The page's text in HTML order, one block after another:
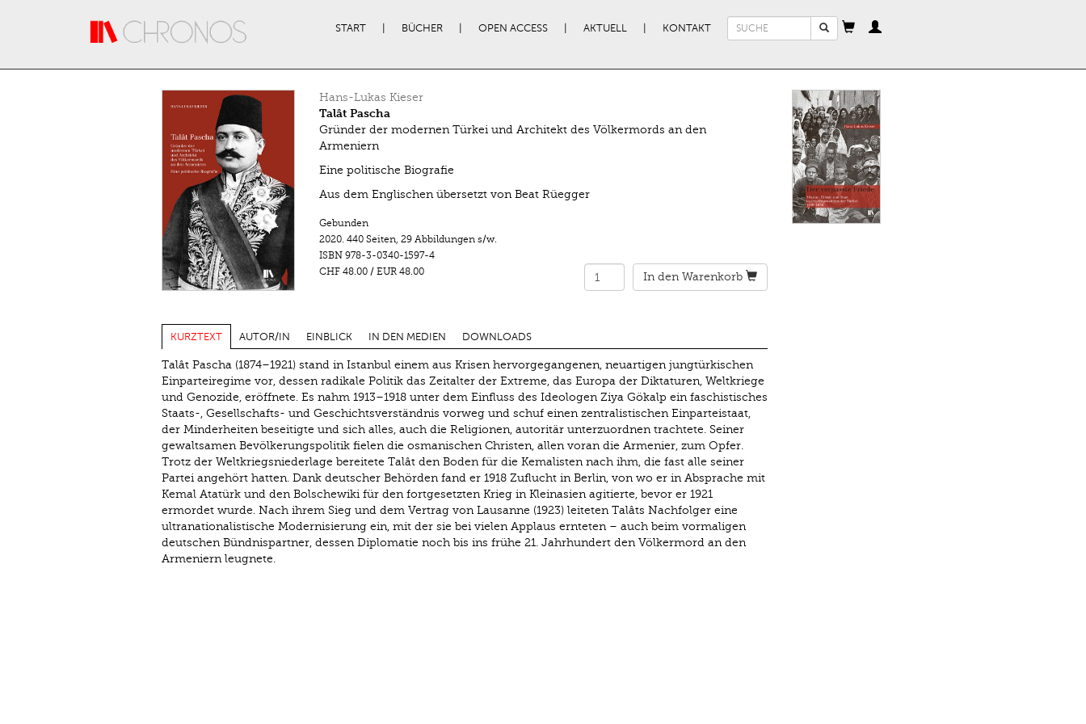
START BÜCHER OPEN ACCESS AKTUELL KONTAKT
Suchformular
Hans-Lukas Kieser
Talât Pascha
Gründer der modernen Türkei und Architekt des Völkermords an den
Armeniern
Eine politische Biografie
Aus dem Englischen übersetzt von Beat Rüegger
Gebunden
2020. 440 Seiten, 29 Abbildungen s/w.
ISBN 978-3-0340-1597-4
CHF 48.00/ EUR 48.00 In den Warenkorb
KURZTEXT AUTOR/IN EINBLICK IN DEN MEDIEN DOWNLOADS
Talât Pascha (1874–1921) stand in Istanbul einem aus Krisen her­vorge­gangenen, neuartigen jungtürkischen
Einparteiregime vor, dessen radikale Politik das Zeitalter der Extreme, das Europa der Diktaturen, Weltkriege
und Genozide, eröffnete. Es nahm 1913–1918 unter dem Einfluss des Ideologen Ziya Gökalp ein faschistisches
Staats-, Gesellschafts- und Geschichtsverständnis vorweg und schuf einen zentralistischen Einparteistaat,
der Minderheiten beseitigte und sich alles, auch die Religionen, autoritär unterzuordnen trachtete. Seiner
gewaltsamen Bevölkerungspolitik fielen die osmanischen Christen, allen voran die Armenier, zum Opfer.
Trotz der Weltkriegsniederlage bereitete Talât den Boden für die Kemalisten nach ihm, die fast alle seiner
Partei angehört hatten. Dank deutscher Behörden fand er 1918 Zuflucht in Berlin, von wo er in Absprache mit
Kemal Atatürk und den Bolschewiki für den fortgesetzten Krieg in Kleinasien agitierte, bevor er 1921
ermordet wurde. Nach ihrem Sieg und dem Vertrag von Lausanne (1923) leiteten Talâts Nachfolger eine
ultranationalistische Modernisierung ein, mit der sie bei vielen Applaus ernteten – auch beim vormaligen
deutschen Bündnispartner, dessen Diplomatie noch bis ins frühe 21. Jahrhundert den Völkermord an den
Armeniern leugnete.